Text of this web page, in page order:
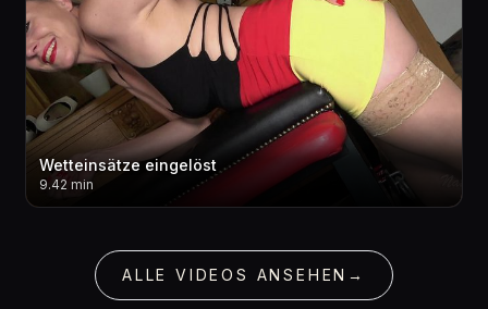
Wetteinsätze eingelöst
9.42 min
ALLE VIDEOS ANSEHEN →